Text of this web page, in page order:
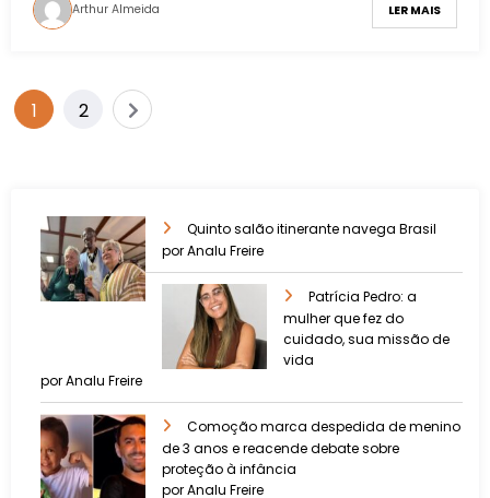
Arthur Almeida LER MAIS
1 2
Quinto salão itinerante navega Brasil
por Analu Freire
Patrícia Pedro: a
mulher que fez do
cuidado, sua missão de
vida
por Analu Freire
Comoção marca despedida de menino
de 3 anos e reacende debate sobre
proteção à infância
por Analu Freire